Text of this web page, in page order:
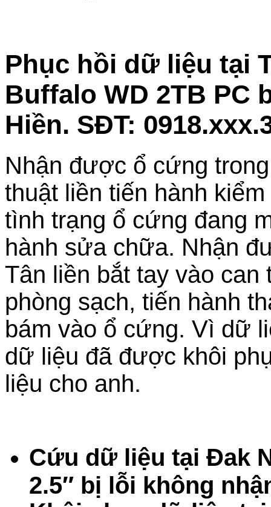
Phục hồi dữ liệu tại
Buffalo WD 2TB PC
Hiền. SĐT:
Nhận được ổ cứng
thuật liền tiến hành
tình trạng ổ cứng đang
hành sửa chữa. Nhận
Tân liền bắt tay vào
phòng sạch, tiến hành
bám vào ổ cứng. Vì dữ
dữ liệu đã được khôi
liệu cho anh.
Cứu dữ liệu tại Đak
2.5″ bị lỗi không